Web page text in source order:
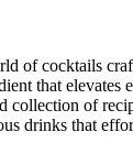
of cocktails
that elevates
collection of
drinks that